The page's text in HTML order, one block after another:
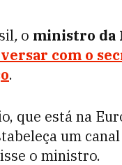
, o ministro da
com o
.
que está na
um
o ministro.